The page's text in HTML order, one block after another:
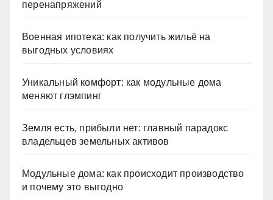
перенапряжений
Военная ипотека: как получить жильё на
выгодных условиях
Уникальный комфорт: как модульные дома
меняют глэмпинг
Земля есть, прибыли нет: главный парадокс
владельцев земельных активов
Модульные дома: как происходит производство
и почему это выгодно